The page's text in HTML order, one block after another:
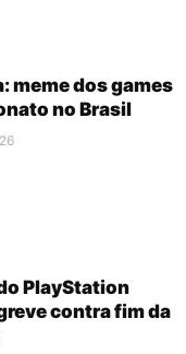
meme dos games
no Brasil
PlayStation
contra fim da